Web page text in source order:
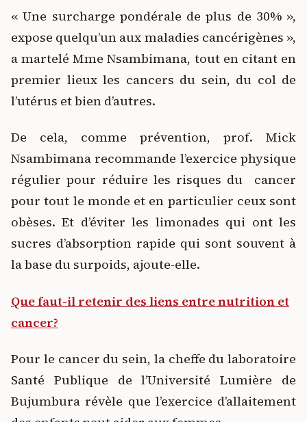
« Une surcharge pondérale de plus de 30% »,
expose quelqu’un aux maladies cancérigènes »,
a martelé Mme Nsambimana, tout en citant en
premier lieux les cancers du sein, du col de
l’utérus et bien d’autres.
De cela, comme prévention, prof. Mick
Nsambimana recommande l’exercice physique
régulier pour réduire les risques du cancer
pour tout le monde et en particulier ceux sont
obèses. Et d’éviter les limonades qui ont les
sucres d’absorption rapide qui sont souvent à
la base du surpoids, ajoute-elle.
Que faut-il retenir des liens entre nutrition et
cancer?
Pour le cancer du sein, la cheffe du laboratoire
Santé Publique de l’Université Lumière de
Bujumbura révèle que l’exercice d’allaitement